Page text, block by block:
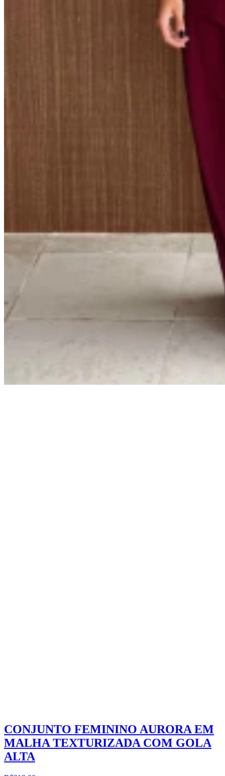
CONJUNTO FEMININO AURORA EM
MALHA TEXTURIZADA COM GOLA
ALTA